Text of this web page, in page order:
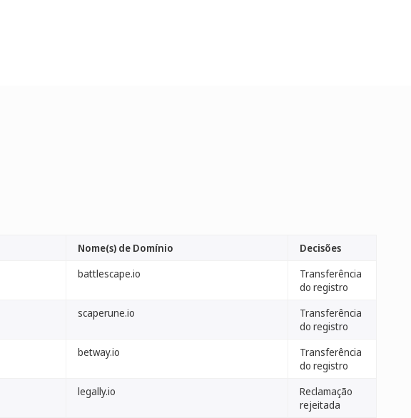
Nome(s) de Domínio
Decisões
battlescape.io
Transferência
do registro
scaperune.io
Transferência
do registro
betway.io
Transferência
do registro
legally.io
Reclamação
rejeitada